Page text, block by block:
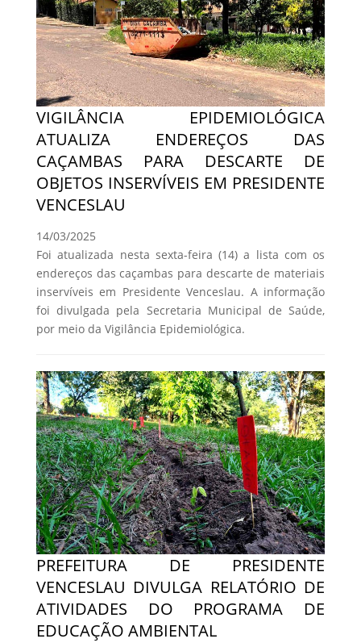
VIGILÂNCIA EPIDEMIOLÓGICA
ATUALIZA ENDEREÇOS DAS
CAÇAMBAS PARA DESCARTE DE
OBJETOS INSERVÍVEIS EM PRESIDENTE
VENCESLAU
14/03/2025
Foi atualizada nesta sexta-feira (14) a lista com os
endereços das caçambas para descarte de materiais
inservíveis em Presidente Venceslau. A informação
foi divulgada pela Secretaria Municipal de Saúde,
por meio da Vigilância Epidemiológica.
PREFEITURA DE PRESIDENTE
VENCESLAU DIVULGA RELATÓRIO DE
ATIVIDADES DO PROGRAMA DE
EDUCAÇÃO AMBIENTAL